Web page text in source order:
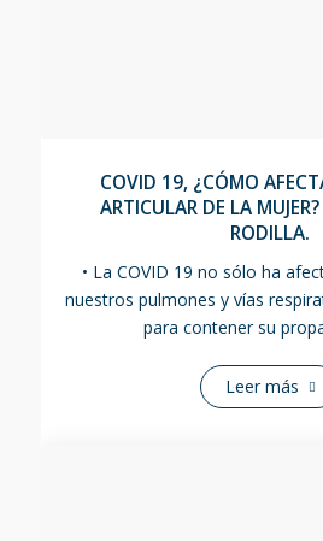
COVID 19, ¿CÓMO
ARTICULAR DE LA
RODILLA.
• La COVID 19 no sólo ha
nuestros pulmones y vías
para contener su
Leer más